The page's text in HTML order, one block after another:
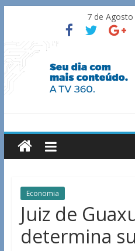
content
7 de
TV
Sul
Notícias
Guaxupé
região.
Economia
Juiz de
determina